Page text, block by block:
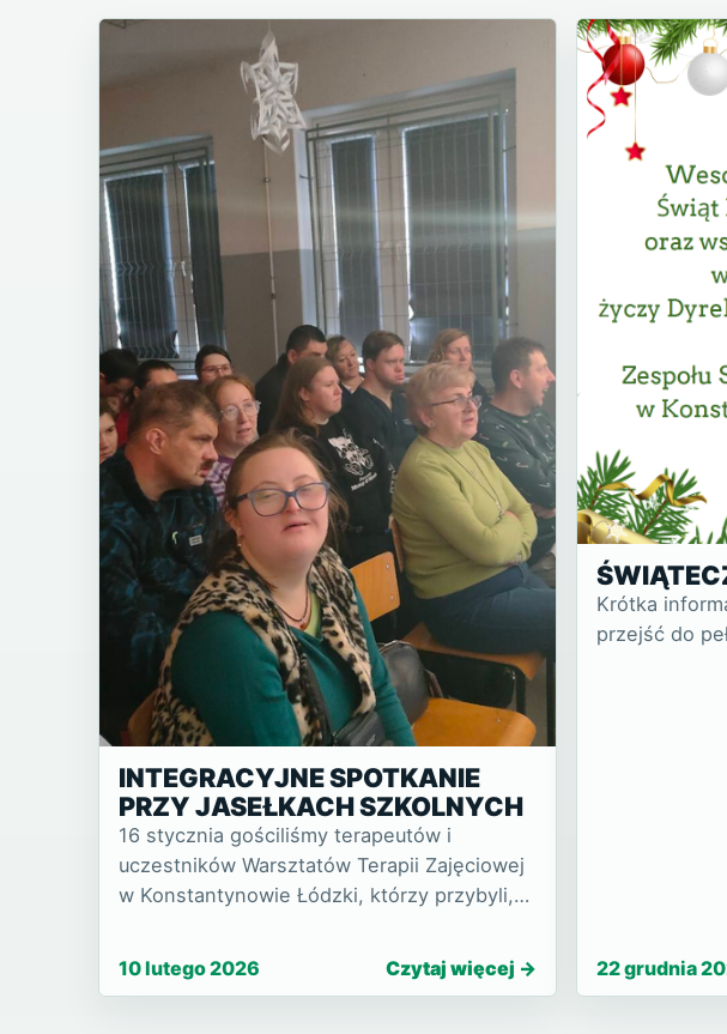
INTEGRACYJNE SPOTKANIE
PRZY JASEŁKACH SZKOLNYCH
16 stycznia gościliśmy terapeutów i
uczestników Warsztatów Terapii Zajęciowej
w Konstantynowie Łódzki, którzy przybyli,
naszej szkoły. Choć wydarzenie odbyło się
już po świętach, nadal tow…
10 lutego 2026 Czytaj więcej
Krótka
przejść do
22 grudnia